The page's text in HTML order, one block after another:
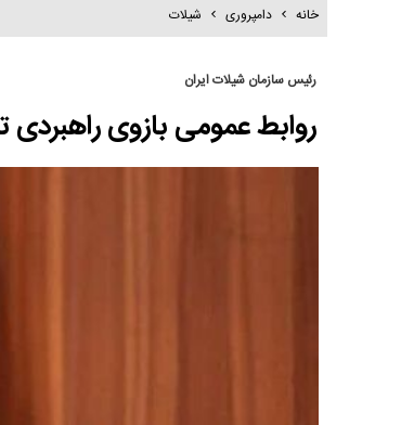
خانه دامپروری شیلات
رئیس سازمان شیلات ایران
روابط عمومی بازوی